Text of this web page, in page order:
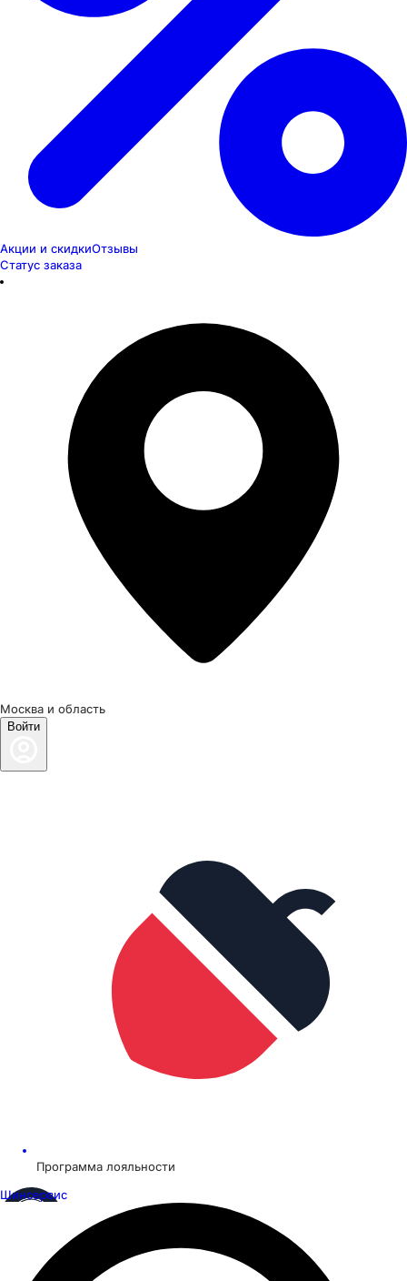
Акции и скидкиОтзывы
Статус заказа
Москва и область
Войти
Программа лояльности
Шинсервис